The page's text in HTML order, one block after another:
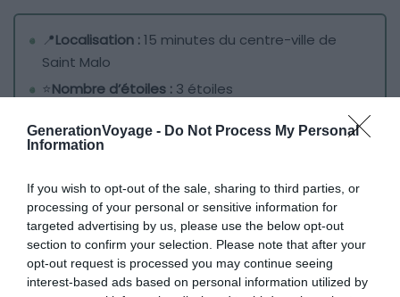
GenerationVoyage - Do Not Process My Personal
Information
If you wish to opt-out of the sale, sharing to third parties, or
processing of your personal or sensitive information for
targeted advertising by us, please use the below opt-out
section to confirm your selection. Please note that after your
opt-out request is processed you may continue seeing
interest-based ads based on personal information utilized by
📍Localisation :15 minutes du centre-ville de
Saint Malo
⭐️Nombre d’étoiles : 3 étoiles
de nombreuses activités originales
sur place
À unquart-d’heure du centre-ville de la cité Malouine
Domaine des Mauriersest parfaitement situé pour
découvrir l’histoire de Saint-Malo, ses venelles sinueuses,
ses longues promenades iodées en bord de la plage de
Sillon. Savez-vous que cette dernière a été élueplus